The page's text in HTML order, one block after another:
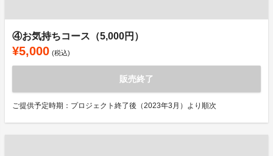
④お気持ちコース（5,000円）
¥5,000 (税込)
販売終了
ご提供予定時期：プロジェクト終了後（2023年3月）より順次